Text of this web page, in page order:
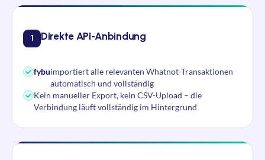
1 Direkte API-Anbindung
fybuimportiert alle relevanten Whatnot-Transaktionen
automatisch und vollständig
Kein manueller Export, kein CSV-Upload – die
Verbindung läuft vollständig im Hintergrund